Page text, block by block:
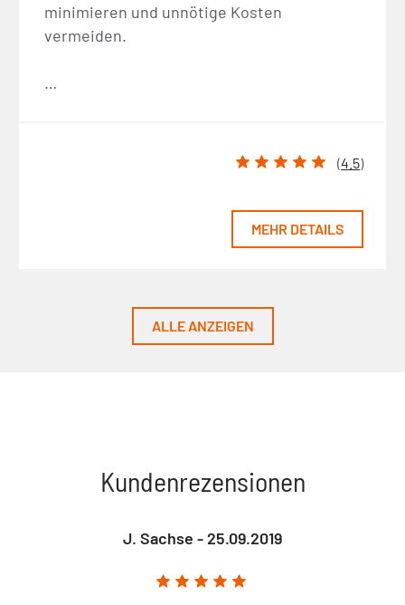
minimieren und unnötige Kosten
vermeiden.
…
(4.5)
MEHR DETAILS
ALLE ANZEIGEN
Kundenrezensionen
J. Sachse - 25.09.2019